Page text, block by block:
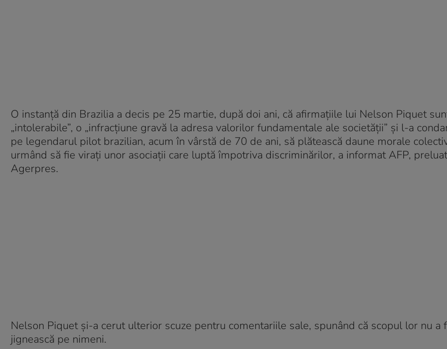
O instanţă din Brazilia a decis pe 25 martie, după doi ani, că afirmațiile lui Nelson Piquet
„intolerabile”, o „infracţiune gravă la adresa valorilor fundamentale ale societăţii” și l-a
pe legendarul pilot brazilian, acum în vârstă de 70 de ani, să plătească daune morale
urmând să fie viraţi unor asociaţii care luptă împotriva discriminărilor, a informat AFP,
Agerpres.
Nelson Piquet şi-a cerut ulterior scuze pentru comentariile sale, spunând că scopul lor nu a
jignească pe nimeni.